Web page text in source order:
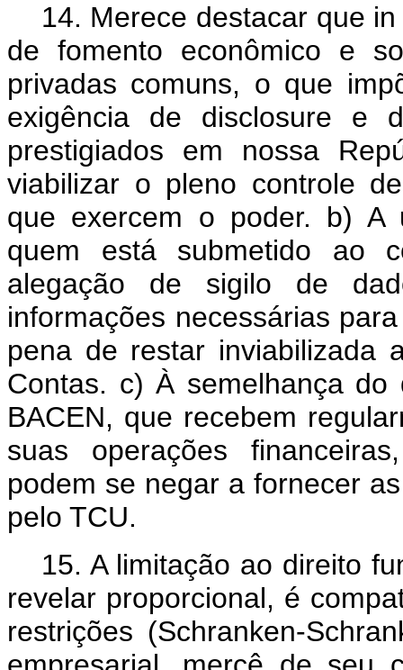
14. Merece destacar que
de fomento econômico e
privadas comuns, o que
exigência de disclosure e
prestigiados em nossa
viabilizar o pleno controle
que exercem o poder. b) A
quem está submetido ao
alegação de sigilo de
informações necessárias
pena de restar inviabilizada
Contas. c) À semelhança
BACEN, que recebem
suas operações
podem se negar a fornecer
pelo TCU.
15. A limitação ao direito
revelar proporcional, é
restrições (Schranken-